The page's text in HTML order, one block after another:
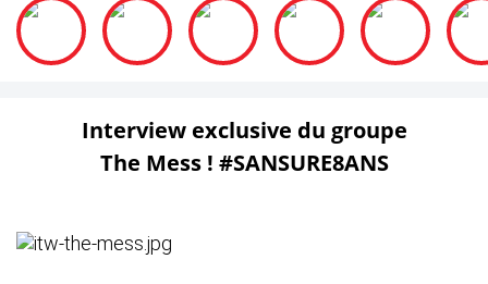
Interview exclusive du groupe
The Mess ! #SANSURE8ANS